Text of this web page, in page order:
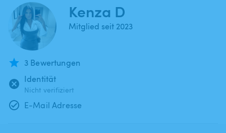
Kenza D
Mitglied seit 2023
3 Bewertungen
Identität
Nicht verifiziert
E-Mail Adresse